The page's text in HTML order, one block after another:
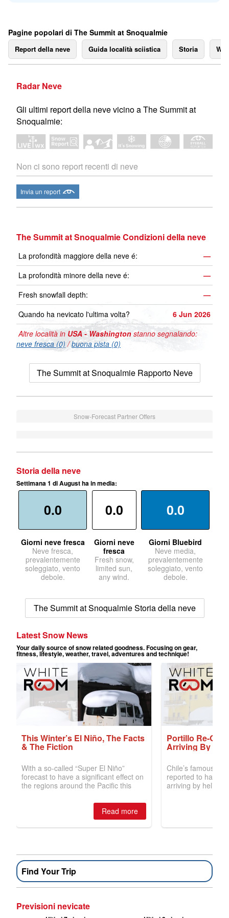
Pagine popolari di The Summit at Snoqualmie
Report della neve Guida località sciistica Storia
Radar Neve
Gli ultimi report della neve vicino a The Summit at
Snoqualmie:
Non ci sono report recenti di neve
Invia un report
The Summit at Snoqualmie Condizioni della neve
La profondità maggiore della neve é:
—
La profondità minore della neve é:
—
Fresh snowfall depth:
—
Quando ha nevicato l'ultima volta?
6 Jun 2026
Altre località in USA - Washington stanno segnalando:
neve fresca (0) /buona pista (0)
The Summit at Snoqualmie Rapporto Neve
Snow-Forecast Partner Offers
Storia della neve
Settimana 1 di August ha in media:
0.0
Giorni neve fresca
Neve fresca,
prevalentemente
soleggiato, vento
debole.
0.0
Giorni neve
fresca
Fresh snow,
limited sun,
any wind.
0.0
Giorni Bluebird
Neve media,
prevalentemente
soleggiato, vento
debole.
The Summit at Snoqualmie Storia della neve
Find Your Trip
Previsioni nevicate